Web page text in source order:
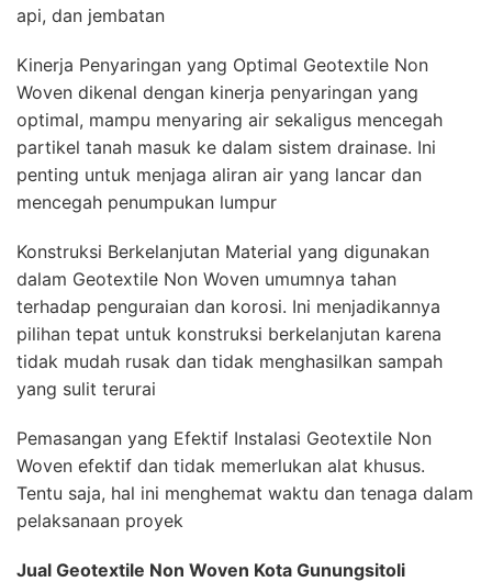
api, dan jembatan
Kinerja Penyaringan yang Optimal Geotextile Non
Woven dikenal dengan kinerja penyaringan yang
optimal, mampu menyaring air sekaligus mencegah
partikel tanah masuk ke dalam sistem drainase. Ini
penting untuk menjaga aliran air yang lancar dan
mencegah penumpukan lumpur
Konstruksi Berkelanjutan Material yang digunakan
dalam Geotextile Non Woven umumnya tahan
terhadap penguraian dan korosi. Ini menjadikannya
pilihan tepat untuk konstruksi berkelanjutan karena
tidak mudah rusak dan tidak menghasilkan sampah
yang sulit terurai
Pemasangan yang Efektif Instalasi Geotextile Non
Woven efektif dan tidak memerlukan alat khusus.
Tentu saja, hal ini menghemat waktu dan tenaga dalam
pelaksanaan proyek
Jual Geotextile Non Woven Kota Gunungsitoli